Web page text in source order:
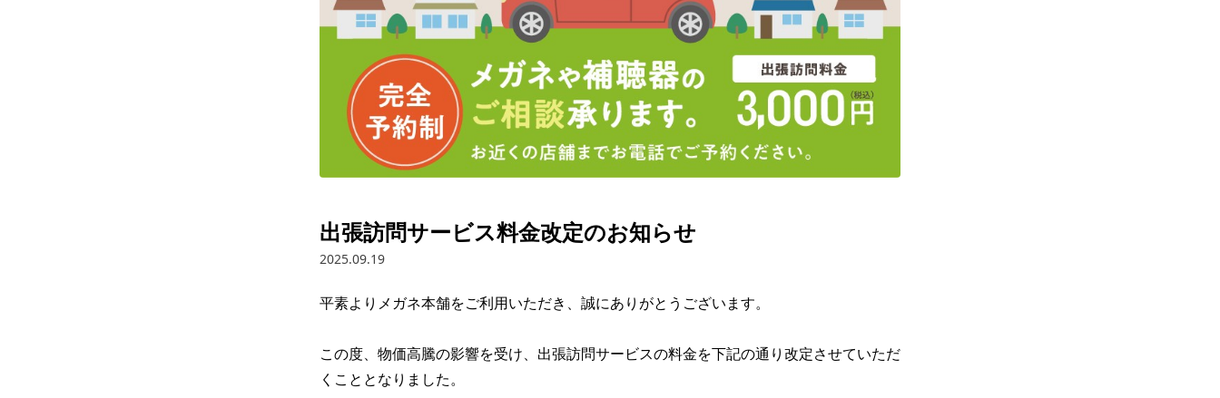
出張訪問サービス料金改定のお知らせ
2025.09.19
平素よりメガネ本舗をご利用いただき、誠にありがとうございます。
この度、物価高騰の影響を受け、出張訪問サービスの料金を下記の通り改定させていただ
くこととなりました。